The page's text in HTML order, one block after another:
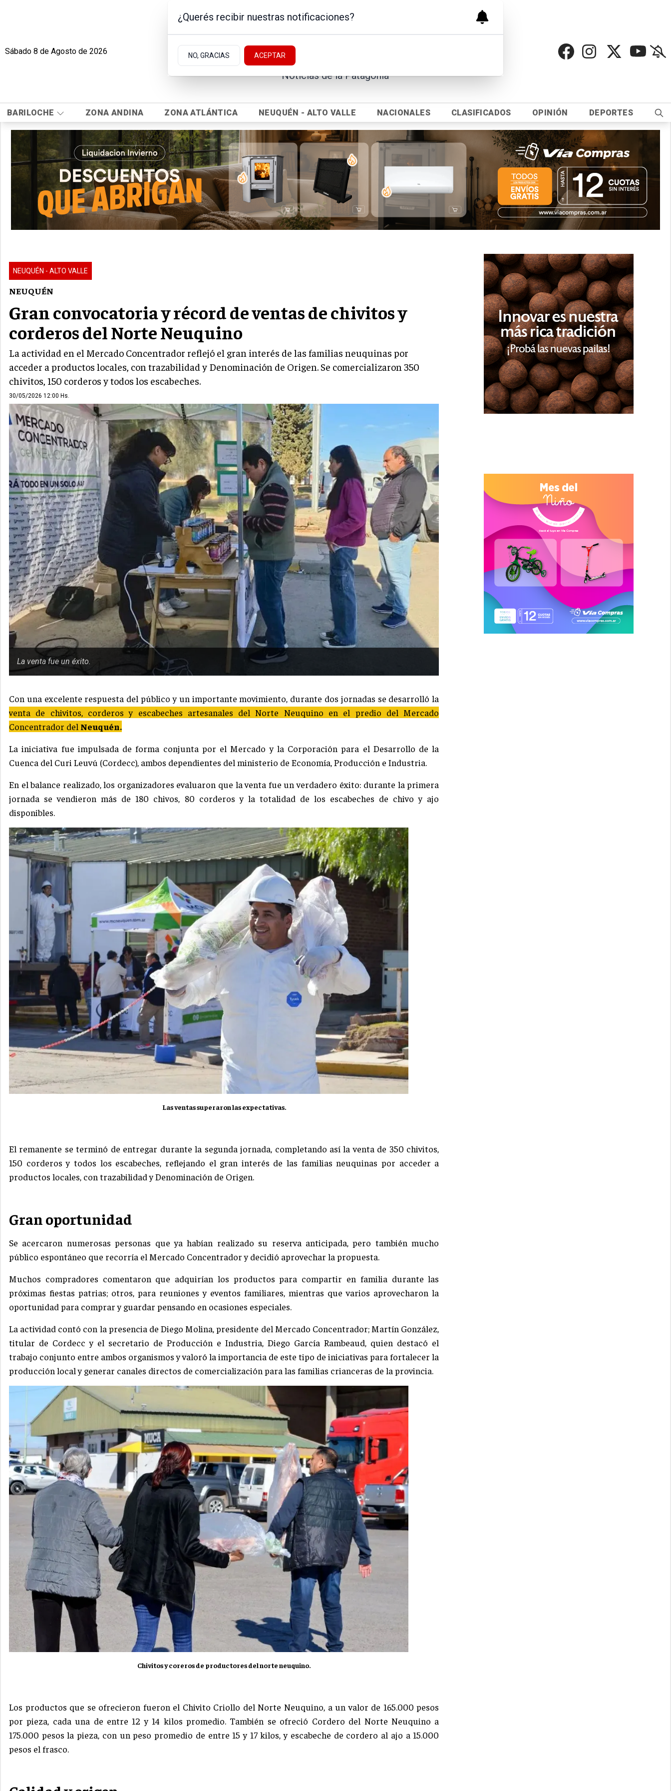
Sábado 8 de Agosto de 2026
Noticias de la Patagonia
BARILOCHE ZONA ANDINA ZONA ATLÁNTICA NEUQUÉN - ALTO VALLE NACIONALES CLASIFICADOS OPINIÓN DEPORTES
NEUQUÉN - ALTO VALLE
NEUQUÉN
Gran convocatoria y récord de ventas de chivitos y
corderos del Norte Neuquino
La actividad en el Mercado Concentrador reflejó el gran interés de las familias neuquinas por
acceder a productos locales, con trazabilidad y Denominación de Origen. Se comercializaron 350
chivitos, 150 corderos y todos los escabeches.
30/05/2026 12:00 Hs.
La venta fue un éxito.
Con una excelente respuesta del público y un importante movimiento, durante dos jornadas se desarrolló la
venta de chivitos, corderos y escabeches artesanales del Norte Neuquino en el predio del Mercado
Concentrador del Neuquén.
La iniciativa fue impulsada de forma conjunta por el Mercado y la Corporación para el Desarrollo de la
Cuenca del Curi Leuvú (Cordecc), ambos dependientes del ministerio de Economía, Producción e Industria.
En el balance realizado, los organizadores evaluaron que la venta fue un verdadero éxito: durante la primera
jornada se vendieron más de 180 chivos, 80 corderos y la totalidad de los escabeches de chivo y ajo
disponibles.
Las ventas superaron las expectativas.
El remanente se terminó de entregar durante la segunda jornada, completando así la venta de 350 chivitos,
150 corderos y todos los escabeches, reflejando el gran interés de las familias neuquinas por acceder a
productos locales, con trazabilidad y Denominación de Origen.
Gran oportunidad
Se acercaron numerosas personas que ya habían realizado su reserva anticipada, pero también mucho
público espontáneo que recorría el Mercado Concentrador y decidió aprovechar la propuesta.
Muchos compradores comentaron que adquirían los productos para compartir en familia durante las
próximas fiestas patrias; otros, para reuniones y eventos familiares, mientras que varios aprovecharon la
oportunidad para comprar y guardar pensando en ocasiones especiales.
La actividad contó con la presencia de Diego Molina, presidente del Mercado Concentrador; Martín González,
titular de Cordecc y el secretario de Producción e Industria, Diego García Rambeaud, quien destacó el
trabajo conjunto entre ambos organismos y valoró la importancia de este tipo de iniciativas para fortalecer la
producción local y generar canales directos de comercialización para las familias crianceras de la provincia.
Chivitos y coreros de productores del norte neuquino.
Los productos que se ofrecieron fueron el Chivito Criollo del Norte Neuquino, a un valor de 165.000 pesos
por pieza, cada una de entre 12 y 14 kilos promedio. También se ofreció Cordero del Norte Neuquino a
175.000 pesos la pieza, con un peso promedio de entre 15 y 17 kilos, y escabeche de cordero al ajo a 15.000
pesos el frasco.
¿Querés recibir nuestras notificaciones?
NO, GRACIAS ACEPTAR